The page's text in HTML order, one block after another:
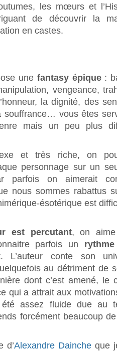
les mœurs et
de découvrir la
en castes.
une fantasy épique :
vengeance,
la dignité, des
souffrance… vous êtes
mais un peu plus
et très riche, on
personnage sur un
parfois on aimerait
nous sommes rabattus
ésotérique est
est percutant, on aime
parfois un
L’auteur conte son
au détriment de
dont c’est amené, le
qui a attrait aux
assez fluide due au
forcément beaucoup
d’Alexandre Daincheque